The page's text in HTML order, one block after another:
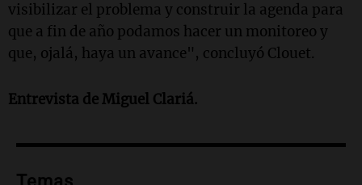
visibilizar el problema y construir la agenda para
que a fin de año podamos hacer un monitoreo y
que, ojalá, haya un avance", concluyó Clouet.
Entrevista de Miguel Clariá.